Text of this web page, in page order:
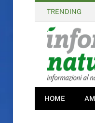
TRENDING
HOME